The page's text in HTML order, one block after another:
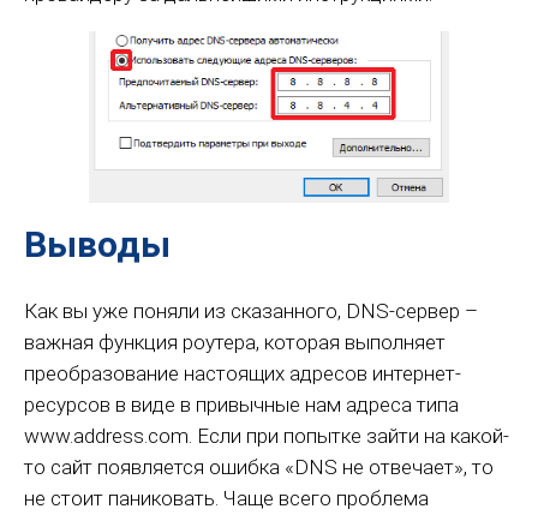
Выводы
Как вы уже поняли из сказанного, DNS-сервер –
важная функция роутера, которая выполняет
преобразование настоящих адресов интернет-
ресурсов в виде в привычные нам адреса типа
www.address.com. Если при попытке зайти на какой-
то сайт появляется ошибка «DNS не отвечает», то
не стоит паниковать. Чаще всего проблема